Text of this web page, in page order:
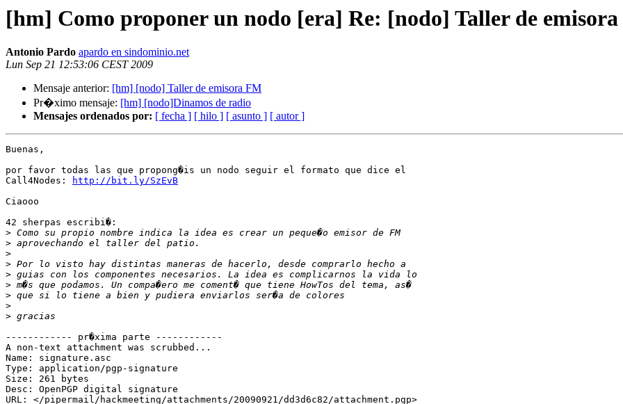
[hm] Como proponer un nodo [era] Re: [nodo] Taller de
Antonio Pardo apardo en sindominio.net
Lun Sep 21 12:53:06 CEST 2009
Mensaje anterior: [hm] [nodo] Taller de emisora FM
Pr�ximo mensaje: [hm] [nodo]Dinamos de radio
Mensajes ordenados por: [ fecha ] [ hilo ] [ asunto ] [ autor ]
Buenas,
por favor todas las que propong�is un nodo seguir el formato que dice el
Call4Nodes:
http://bit.ly/SzEvB
Ciaooo
42 sherpas escribi�:
>
>
>
>
>
>
>
>
>
------------ pr�xima parte ------------
A non-text attachment was scrubbed...
Name: signature.asc
Type: application/pgp-signature
Size: 261 bytes
Desc: OpenPGP digital signature